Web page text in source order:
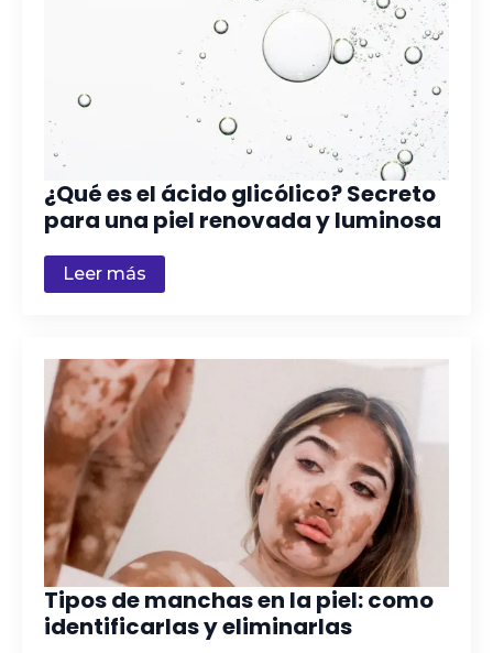
¿Qué es el ácido glicólico? Secreto
para una piel renovada y luminosa
Leer más
Tipos de manchas en la piel: como
identificarlas y eliminarlas